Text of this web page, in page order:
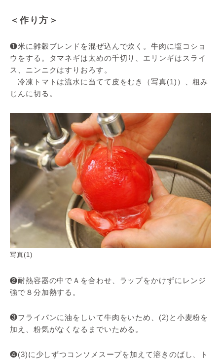
＜作り方＞
❶米に雑穀ブレンドを混ぜ込んで炊く。牛肉に塩コショ
ウをする。タマネギは太めの千切り、エリンギはスライ
ス、ニンニクはすりおろす。
冷凍トマトは流水に当てて皮をむき（写真(1)）、粗み
じんに切る。
写真(1)
❷耐熱容器の中でＡを合わせ、ラップをかけずにレンジ
強で８分加熱する。
❸フライパンに油をしいて牛肉をいため、(2)と小麦粉を
加え、粉気がなくなるまでいためる。
❹(3)に少しずつコンソメスープを加えて溶きのばし、ト